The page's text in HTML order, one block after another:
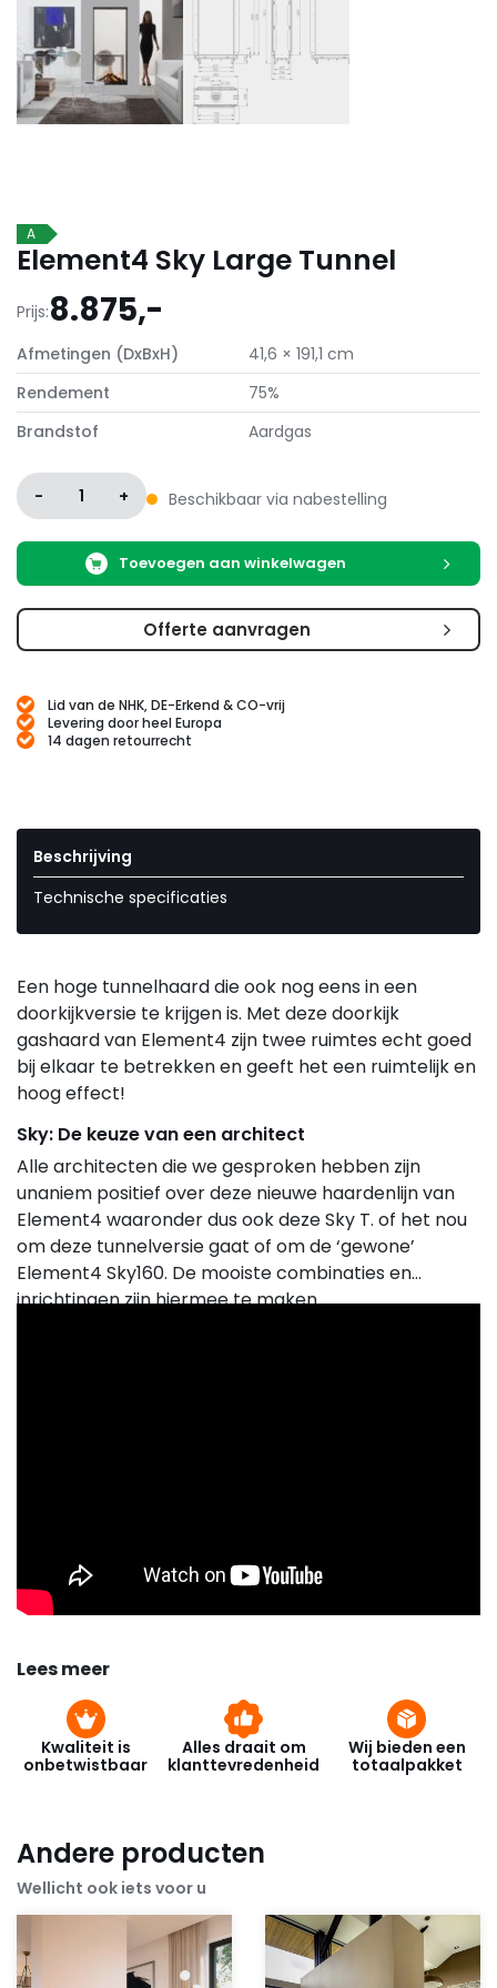
A
Element4 Sky Large Tunnel
Prijs:8.875,-
Afmetingen (DxBxH)
41,6 × 191,1 cm
Rendement
75%
Brandstof
Aardgas
- 1 + Beschikbaar via nabestelling
Toevoegen aan winkelwagen
Offerte aanvragen
Lid van de NHK, DE-Erkend & CO-vrij
Levering door heel Europa
14 dagen retourrecht
Beschrijving
Technische specificaties
Een hoge tunnelhaard die ook nog eens in een
doorkijkversie te krijgen is. Met deze doorkijk
gashaard van Element4 zijn twee ruimtes echt goed
bij elkaar te betrekken en geeft het een ruimtelijk en
hoog effect!
Sky: De keuze van een architect
Alle architecten die we gesproken hebben zijn
unaniem positief over deze nieuwe haardenlijn van
Element4 waaronder dus ook deze Sky T. of het nou
om deze tunnelversie gaat of om de ‘gewone’
Element4 Sky160. De mooiste combinaties en
inrichtingen zijn hiermee te maken.
Lees meer
Kwaliteit is
onbetwistbaar
Alles draait om
klanttevredenheid
Wij bieden een
totaalpakket
Andere producten
Wellicht ook iets voor u